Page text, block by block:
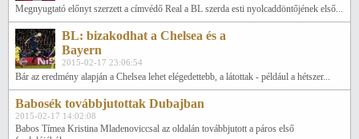
Megnyugtató előnyt szerzett a címvédő Real a BL szerda esti nyolcaddöntőjének első...
BL: bizakodhat a Chelsea és a
Bayern
2015-02-17 23:06:54
Bár az eredmény alapján a Chelsea lehet elégedettebb, a látottak - például a hétszer...
Babosék továbbjutottak Dubajban
2015-02-17 14:02:08
Babos Tímea Kristina Mladenoviccsal az oldalán továbbjutott a páros első